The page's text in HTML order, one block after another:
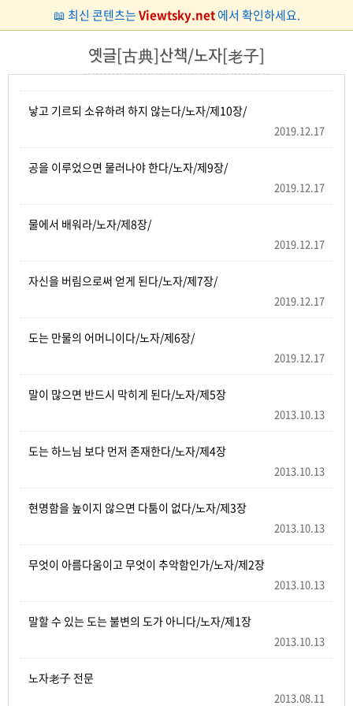
📖 최신 콘텐츠는Viewtsky.net에서 확인하세요.
옛글[古典]산책/노자[老子]
낳고 기르되 소유하려 하지 않는다/노자/제10장/
2019.12.17
공을 이루었으면 물러나야 한다/노자/제9장/
2019.12.17
물에서 배워라/노자/제8장/
2019.12.17
자신을 버림으로써 얻게 된다/노자/제7장/
2019.12.17
도는 만물의 어머니이다/노자/제6장/
2019.12.17
말이 많으면 반드시 막히게 된다/노자/제5장
2013.10.13
도는 하느님 보다 먼저 존재한다/노자/제4장
2013.10.13
현명함을 높이지 않으면 다툼이 없다/노자/제3장
2013.10.13
무엇이 아름다움이고 무엇이 추악함인가/노자/제2장
2013.10.13
말할 수 있는 도는 불변의 도가 아니다/노자/제1장
2013.10.13
노자老子 전문
2013.08.11